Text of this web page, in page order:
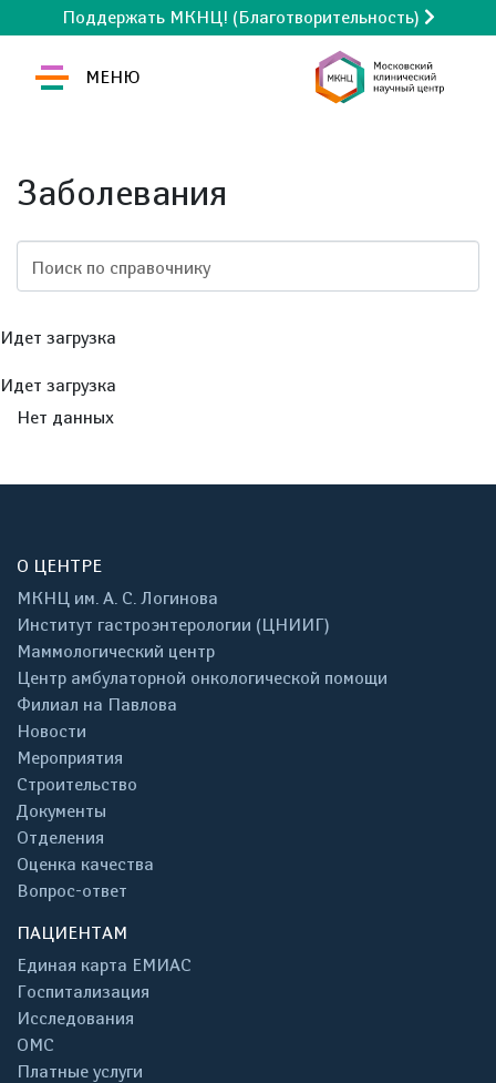
Поддержать МКНЦ! (Благотворительность)
МЕНЮ
Заболевания
Поиск по справочнику
Идет загрузка
Идет загрузка
Нет данных
О ЦЕНТРЕ
МКНЦ им. А. С. Логинова
Институт гастроэнтерологии (ЦНИИГ)
Маммологический центр
Центр амбулаторной онкологической помощи
Филиал на Павлова
Новости
Мероприятия
Строительство
Документы
Отделения
Оценка качества
Вопрос-ответ
ПАЦИЕНТАМ
Единая карта ЕМИАС
Госпитализация
Исследования
ОМС
Платные услуги